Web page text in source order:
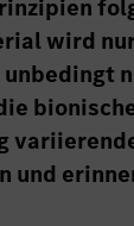
wird
und